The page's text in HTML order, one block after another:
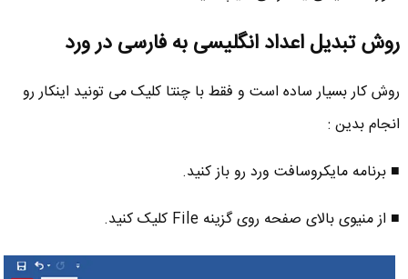
روش تبدیل اعداد انگلیسی به فارسی در ورد
روش کار بسیار ساده است و فقط با چنتا کلیک می تونید اینکار رو
انجام بدین :
■ برنامه مایکروسافت ورد رو باز کنید.
■ از منیوی بالای صفحه روی گزینه File کلیک کنید.